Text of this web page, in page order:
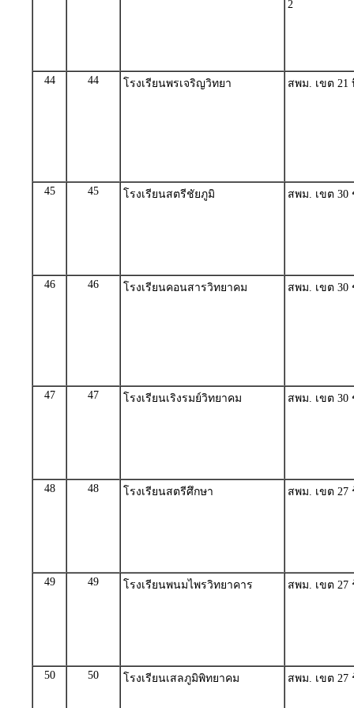
2
44 44 โรงเรียนพรเจริญวิทยา สพม. เขต 21
45 45 โรงเรียนสตรีชัยภูมิ สพม. เขต 30
46 46 โรงเรียนคอนสารวิทยาคม สพม. เขต 30
47 47 โรงเรียนเริงรมย์วิทยาคม สพม. เขต 30
48 48 โรงเรียนสตรีศึกษา สพม. เขต 27
49 49 โรงเรียนพนมไพรวิทยาคาร สพม. เขต 27
50 50 โรงเรียนเสลภูมิพิทยาคม สพม. เขต 27